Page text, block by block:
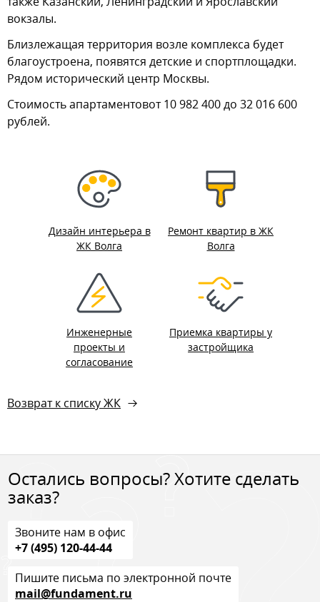
вокзалы.
Близлежащая территория возле комплекса будет
благоустроена, появятся детские и спортплощадки.
Рядом исторический центр Москвы.
Стоимость апартаментовот 10 982 400 до 32 016 600
рублей.
Дизайн интерьера в
ЖК Волга
Ремонт квартир в ЖК
Волга
Инженерные
проекты и
согласование
Приемка квартиры у
застройщика
Возврат к списку ЖК
Остались вопросы? Хотите сделать
заказ?
Звоните нам в офис
+7 (495) 120-44-44
Пишите письма по электронной почте
mail@fundament.ru